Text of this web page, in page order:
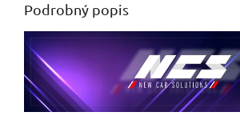
Podrobný popis